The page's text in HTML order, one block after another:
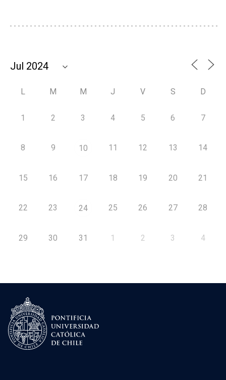
L M M J V S D
1 2 3 4 5 6 7
8 9 10 11 12 13 14
15 16 17 18 19 20 21
22 23 24 25 26 27 28
29 30 31 1 2 3 4